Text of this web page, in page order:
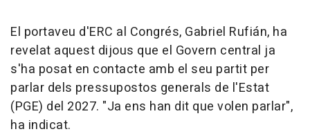
El portaveu d'ERC al Congrés, Gabriel Rufián, ha
revelat aquest dijous que el Govern central ja
s'ha posat en contacte amb el seu partit per
parlar dels pressupostos generals de l'Estat
(PGE) del 2027. "Ja ens han dit que volen parlar",
ha indicat.